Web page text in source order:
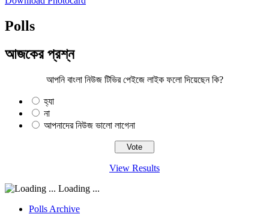
Polls
আজকের প্রশ্ন
আপনি বাংলা নিউজ টিভির পেইজে লাইক ফলো দিয়েছেন কি?
হ্যা
না
আপনাদের নিউজ ভালো লাগেনা
View Results
Loading ...
Polls Archive